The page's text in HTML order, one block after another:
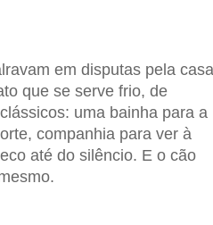
em disputas pela casa
que se serve frio, de
uma bainha para a
companhia para ver à
até do silêncio. E o cão